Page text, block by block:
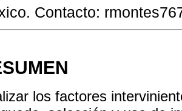
Contacto:
los factores